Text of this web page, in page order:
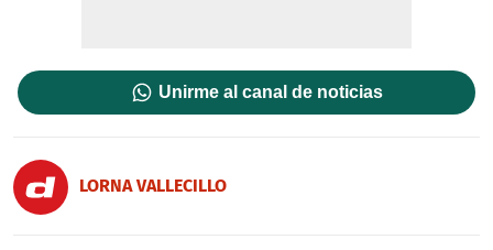
Unirme al canal de noticias
LORNA VALLECILLO